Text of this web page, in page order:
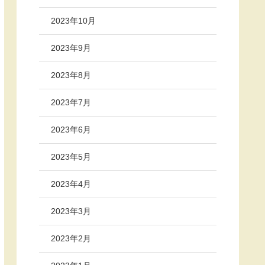
2023年10月
2023年9月
2023年8月
2023年7月
2023年6月
2023年5月
2023年4月
2023年3月
2023年2月